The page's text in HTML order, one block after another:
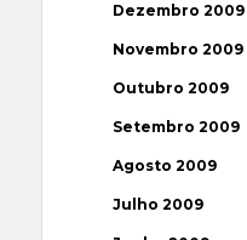
Dezembro 2009
Novembro 2009
Outubro 2009
Setembro 2009
Agosto 2009
Julho 2009